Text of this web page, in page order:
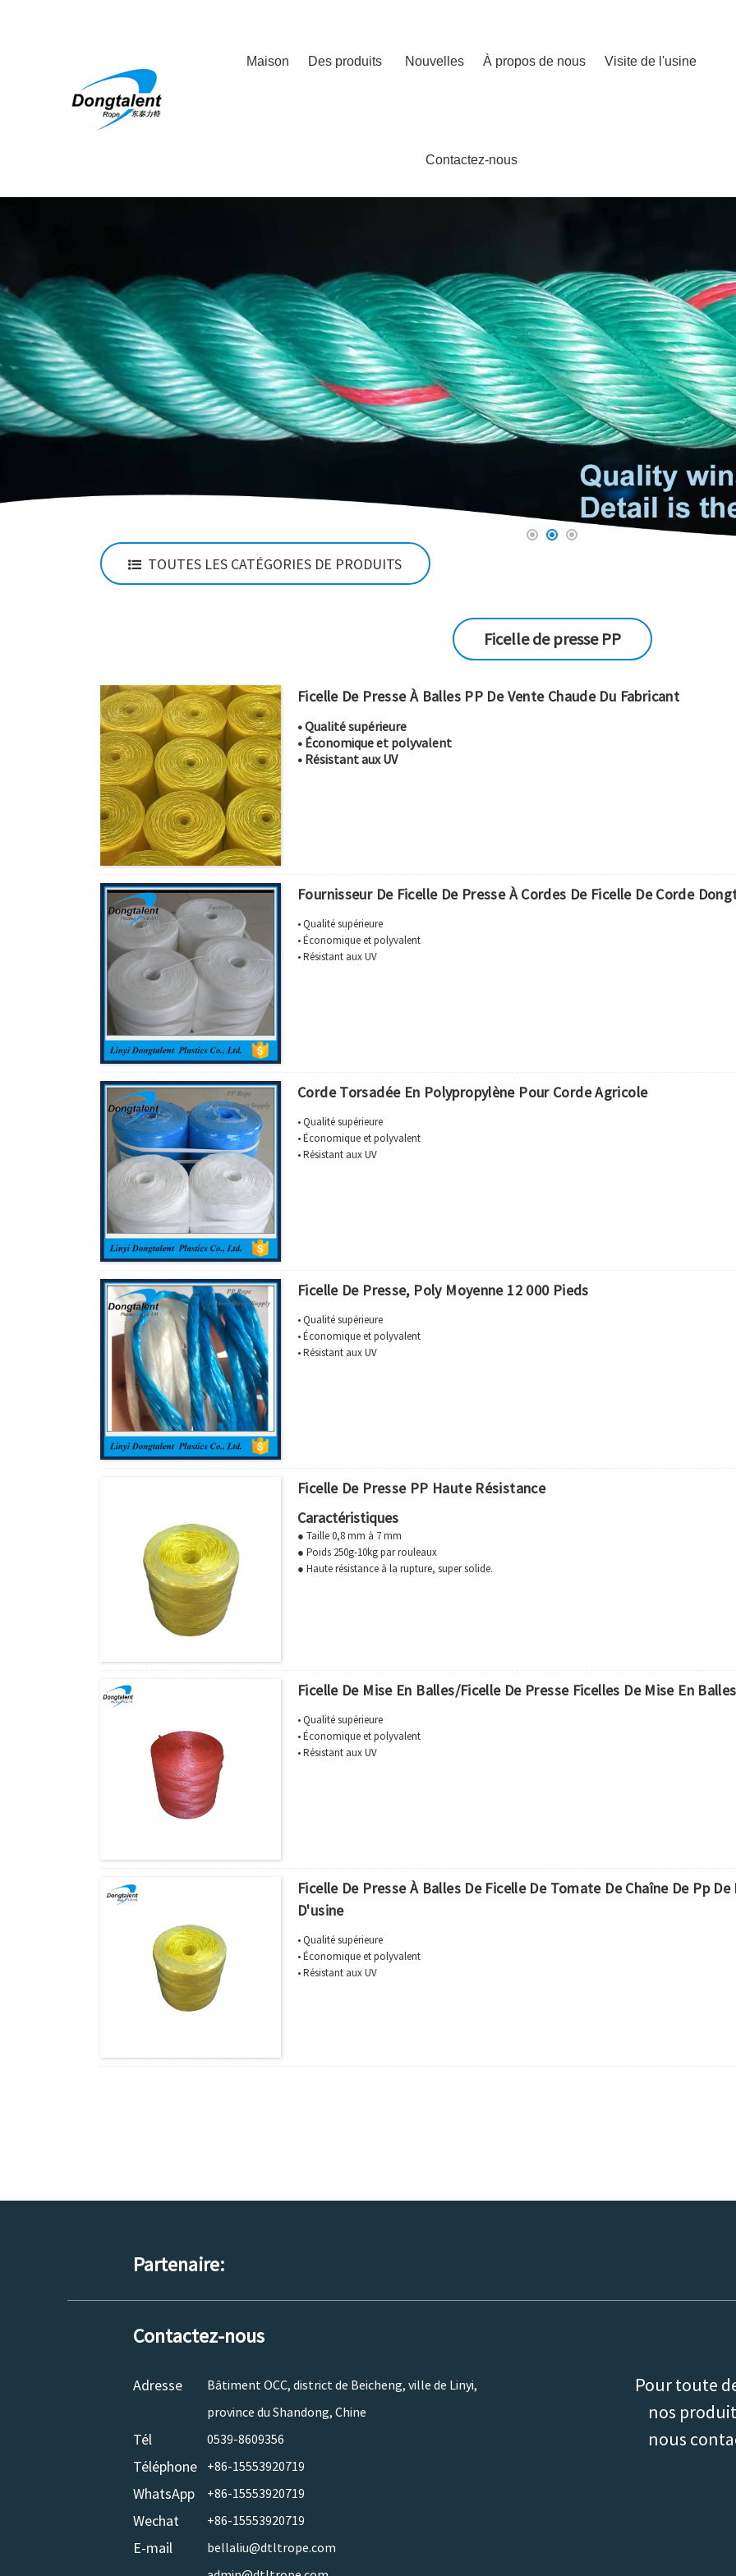
Maison Des produits Nouvelles À propos de nous Visite de l'usine
Contactez-nous
TOUTES LES CATÉGORIES DE PRODUITS
Ficelle de presse PP
Ficelle De Presse À Balles PP De Vente Chaude Du Fabricant
• Qualité supérieure
• Économique et polyvalent
• Résistant aux UV
Fournisseur De Ficelle De Presse À Cordes De Ficelle De Corde
• Qualité supérieure
• Économique et polyvalent
• Résistant aux UV
Corde Torsadée En Polypropylène Pour Corde Agricole
• Qualité supérieure
• Économique et polyvalent
• Résistant aux UV
Ficelle De Presse, Poly Moyenne 12 000 Pieds
• Qualité supérieure
• Économique et polyvalent
• Résistant aux UV
Ficelle De Presse PP Haute Résistance
Caractéristiques
● Taille 0,8 mm à 7 mm
● Poids 250g-10kg par rouleaux
● Haute résistance à la rupture, super solide.
Ficelle De Mise En Balles/Ficelle De Presse Ficelles De Mise En
• Qualité supérieure
• Économique et polyvalent
• Résistant aux UV
Ficelle De Presse À Balles De Ficelle De Tomate De Chaîne De Pp
D'usine
• Qualité supérieure
• Économique et polyvalent
• Résistant aux UV
Partenaire:
Contactez-nous
Adresse
Bâtiment OCC, district de Beicheng, ville de Linyi,
province du Shandong, Chine
Tél 0539-8609356
Téléphone +86-15553920719
WhatsApp +86-15553920719
Wechat +86-15553920719
E-mail
bellaliu@dtltrope.com
Pour toute
nos
nous